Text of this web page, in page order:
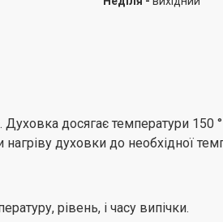
досягає температури
духовки до необхідної
рівень, і часу випічки.